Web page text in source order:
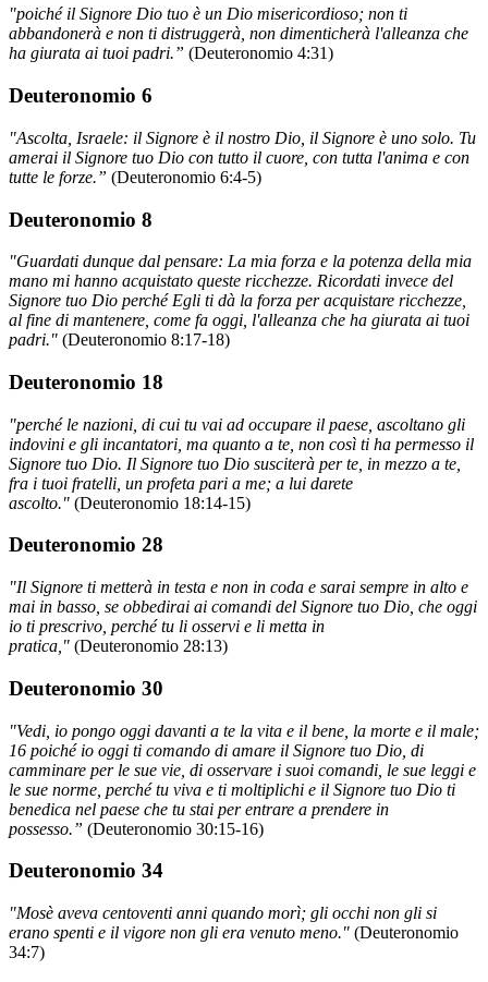
"poiché il Signore Dio tuo è un Dio misericordioso; non ti
abbandonerà e non ti distruggerà, non dimenticherà l'alleanza che
ha giurata ai tuoi padri.” (Deuteronomio 4:31)
Deuteronomio 6
"Ascolta, Israele: il Signore è il nostro Dio, il Signore è uno solo. Tu
amerai il Signore tuo Dio con tutto il cuore, con tutta l'anima e con
tutte le forze.” (Deuteronomio 6:4-5)
Deuteronomio 8
"Guardati dunque dal pensare: La mia forza e la potenza della mia
mano mi hanno acquistato queste ricchezze. Ricordati invece del
Signore tuo Dio perché Egli ti dà la forza per acquistare ricchezze,
al fine di mantenere, come fa oggi, l'alleanza che ha giurata ai tuoi
padri." (Deuteronomio 8:17-18)
Deuteronomio 18
"perché le nazioni, di cui tu vai ad occupare il paese, ascoltano gli
indovini e gli incantatori, ma quanto a te, non così ti ha permesso il
Signore tuo Dio. Il Signore tuo Dio susciterà per te, in mezzo a te,
fra i tuoi fratelli, un profeta pari a me; a lui darete
ascolto." (Deuteronomio 18:14-15)
Deuteronomio 28
"Il Signore ti metterà in testa e non in coda e sarai sempre in alto e
mai in basso, se obbedirai ai comandi del Signore tuo Dio, che oggi
io ti prescrivo, perché tu li osservi e li metta in
pratica," (Deuteronomio 28:13)
Deuteronomio 30
"Vedi, io pongo oggi davanti a te la vita e il bene, la morte e il male;
16 poiché io oggi ti comando di amare il Signore tuo Dio, di
camminare per le sue vie, di osservare i suoi comandi, le sue leggi e
le sue norme, perché tu viva e ti moltiplichi e il Signore tuo Dio ti
benedica nel paese che tu stai per entrare a prendere in
possesso.” (Deuteronomio 30:15-16)
Deuteronomio 34
"Mosè aveva centoventi anni quando morì; gli occhi non gli si
erano spenti e il vigore non gli era venuto meno." (Deuteronomio
34:7)